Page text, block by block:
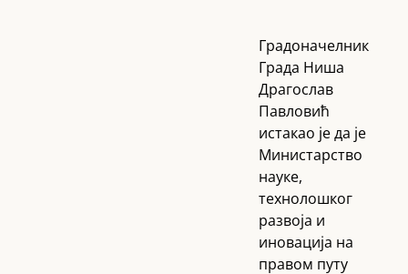
Градоначелник
Града Ниша
Драгослав
Павловић
истакао је да је
Министарство
науке,
технолошког
развоја и
иновација на
правом путу